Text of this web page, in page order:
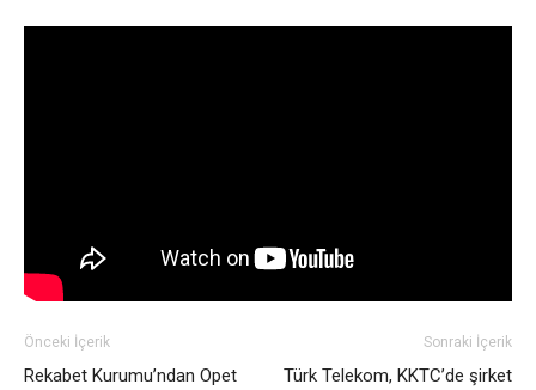
Önceki İçerik
Rekabet Kurumu’ndan Opet
Sonraki İçerik
Türk Telekom, KKTC’de şirket